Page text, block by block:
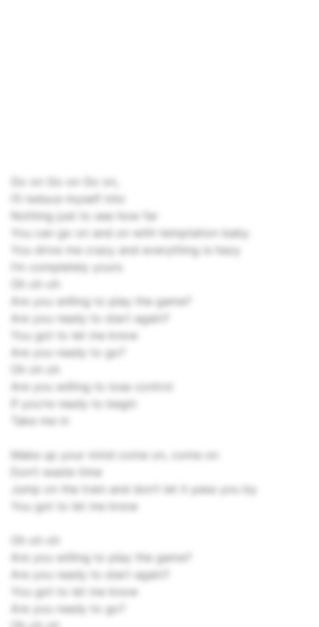
Go on Go on Go on,
I’ll reduce myself into
Nothing just to see how far
You can go on and on with temptation baby
You drive me crazy and everything is hazy
I’m completely yours
Are you willing to play the game?
Are you ready to start again?
You got to let me know
Are you ready to go?
Are you willing to lose control
If you’re ready to begin
Take me in
Make up your mind come on, come on
Don’t waste time
Jump on the train and don’t let it pass you by
You got to let me know
Are you willing to play the game?
Are you ready to start again?
You got to let me know
Are you ready to go?